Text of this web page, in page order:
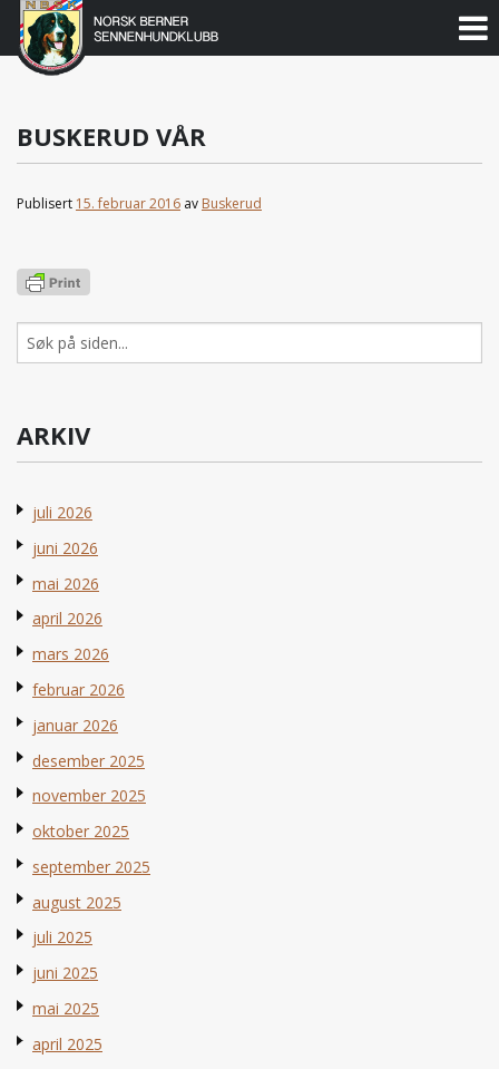
Gå
Norsk
Berner
Sennenhundklubb
BUSKERUD VÅR
Publisert 15. februar 2016 av Buskerud
Søk
ARKIV
juli 2026
juni 2026
mai 2026
april 2026
mars 2026
februar 2026
januar 2026
desember 2025
november 2025
oktober 2025
september 2025
august 2025
juli 2025
juni 2025
mai 2025
april 2025